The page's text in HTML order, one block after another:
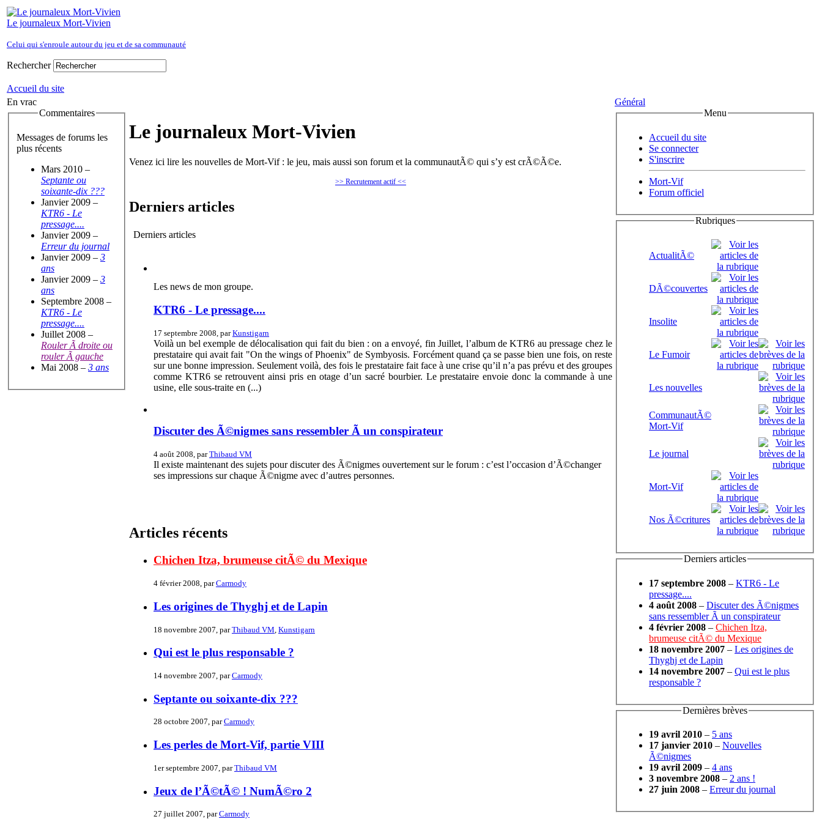
Le journaleux Mort-Vivien
Celui qui s'enroule autour du jeu et de sa communauté
Rechercher
Accueil du site
En vrac
Commentaires
Messages de forums les
plus récents
Mars 2010 –
Septante ou
soixante-dix ???
Janvier 2009 –
KTR6 - Le
pressage....
Janvier 2009 –
Erreur du journal
Janvier 2009 – 3
ans
Janvier 2009 – 3
ans
Septembre 2008 –
KTR6 - Le
pressage....
Juillet 2008 –
Rouler Ã droite ou
rouler Ã gauche
Mai 2008 – 3 ans
Le journaleux Mort-Vivien
Venez ici lire les nouvelles de Mort-Vif : le jeu, mais aussi son forum et la communautÃ© qui s’y est crÃ©Ã©e.
>> Recrutement actif <<
Derniers articles
Derniers articles
Les news de mon groupe.
KTR6 - Le pressage....
17 septembre 2008, parKunstigarn
Voilà un bel exemple de délocalisation qui fait du bien : on a envoyé, fin Juillet, l’album de KTR6 au pressage chez le
prestataire qui avait fait "On the wings of Phoenix" de Symbyosis. Forcément quand ça se passe bien une fois, on reste
sur une bonne impression. Seulement voilà, des fois le prestataire fait face à une crise qu’il n’a pas prévu et des groupes
comme KTR6 se retrouvent ainsi pris en otage d’un sacré bourbier. Le prestataire envoie donc la commande à une
usine, elle sous-traite en (...)
Discuter des Ã©nigmes sans ressembler Ã un conspirateur
4 août 2008, parThibaud VM
Il existe maintenant des sujets pour discuter des Ã©nigmes ouvertement sur le forum : c’est l’occasion d’Ã©changer
ses impressions sur chaque Ã©nigme avec d’autres personnes.
Articles récents
Chichen Itza, brumeuse citÃ© du Mexique
4 février 2008, parCarmody
Les origines de Thyghj et de Lapin
18 novembre 2007, parThibaud VM Kunstigarn
Qui est le plus responsable ?
14 novembre 2007, parCarmody
Septante ou soixante-dix ???
28 octobre 2007, parCarmody
Les perles de Mort-Vif, partie VIII
1er septembre 2007, parThibaud VM
Jeux de l’Ã©tÃ© ! NumÃ©ro 2
27 juillet 2007, parCarmody
Général
Menu
Accueil du site
Se connecter
S'inscrire
Mort-Vif
Forum officiel
Rubriques
ActualitÃ©
DÃ©couvertes
Insolite
Le Fumoir
Les nouvelles
CommunautÃ©
Mort-Vif
Le journal
Mort-Vif
Nos Ã©critures
Derniers articles
17 septembre 2008 – KTR6 - Le
pressage....
4 août 2008 – Discuter des Ã©nigmes
sans ressembler Ã un conspirateur
4 février 2008 – Chichen Itza,
brumeuse citÃ© du Mexique
18 novembre 2007 – Les origines de
Thyghj et de Lapin
14 novembre 2007 – Qui est le plus
responsable ?
Dernières brèves
19 avril 2010 – 5 ans
17 janvier 2010 – Nouvelles
Ã©nigmes
19 avril 2009 – 4 ans
3 novembre 2008 – 2 ans !
27 juin 2008 – Erreur du journal